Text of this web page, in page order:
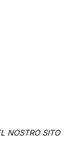
NOSTRO SITO